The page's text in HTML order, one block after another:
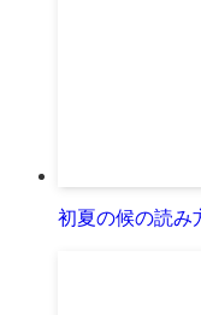
初夏の候の読み